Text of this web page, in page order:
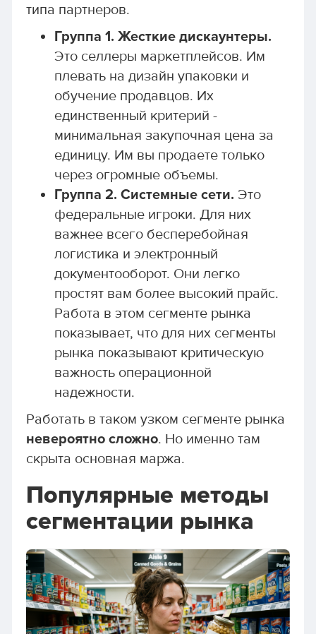
типа партнеров.
Группа 1. Жесткие дискаунтеры.
Это селлеры маркетплейсов. Им
плевать на дизайн упаковки и
обучение продавцов. Их
единственный критерий -
минимальная закупочная цена за
единицу. Им вы продаете только
через огромные объемы.
Группа 2. Системные сети. Это
федеральные игроки. Для них
важнее всего бесперебойная
логистика и электронный
документооборот. Они легко
простят вам более высокий прайс.
Работа в этом сегменте рынка
показывает, что для них сегменты
рынка показывают критическую
важность операционной
надежности.
Работать в таком узком сегменте рынка
невероятно сложно. Но именно там
скрыта основная маржа.
Популярные методы
сегментации рынка